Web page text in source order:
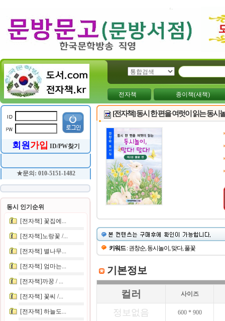
전자책 종이책(새책)
회원가입 ID/PW찾기
★문의: 010-5151-1482
동시 인기순위
[전자책] 꽃집에...
[전자책]노랑꽃 /...
[전자책] 별나무...
[전자책] 엄마는...
[전자책]까꿍 / ...
[전자책] 꽃씨 /...
[전자책] 하늘도...
[전자책] 동시 한 편을 여럿이 읽는 동시
키워드: 권창순, 동시놀이, 맞다, 풀꽃
기본정보
컬러 사이즈
정보없음 600 * 900